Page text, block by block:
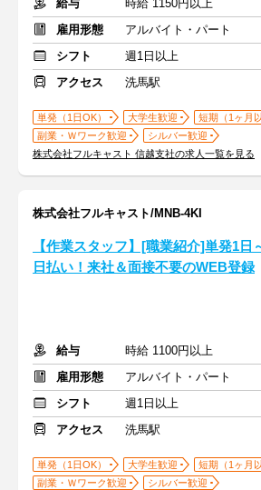
給与
時給 1150円以上
雇用形態
アルバイト・パート
シフト
週1日以上
アクセス
洗馬駅
単発（1日OK） 大学生歓迎
短期（1ヶ月
副業・Ｗワーク歓迎
シルバー歓迎
株式会社フルキャスト 信越支社の求人一覧を見る
株式会社フルキャスト/MNB-4KI
【作業スタッフ】[職業紹介]単発1
日払い！来社＆面接不要のWEB登録
給与
時給 1100円以上
雇用形態
アルバイト・パート
シフト
週1日以上
アクセス
洗馬駅
単発（1日OK） 大学生歓迎
短期（1ヶ月
副業・Ｗワーク歓迎
シルバー歓迎